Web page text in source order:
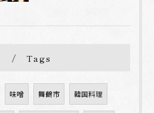
Tags
味噌 舞鶴市 韓国料理